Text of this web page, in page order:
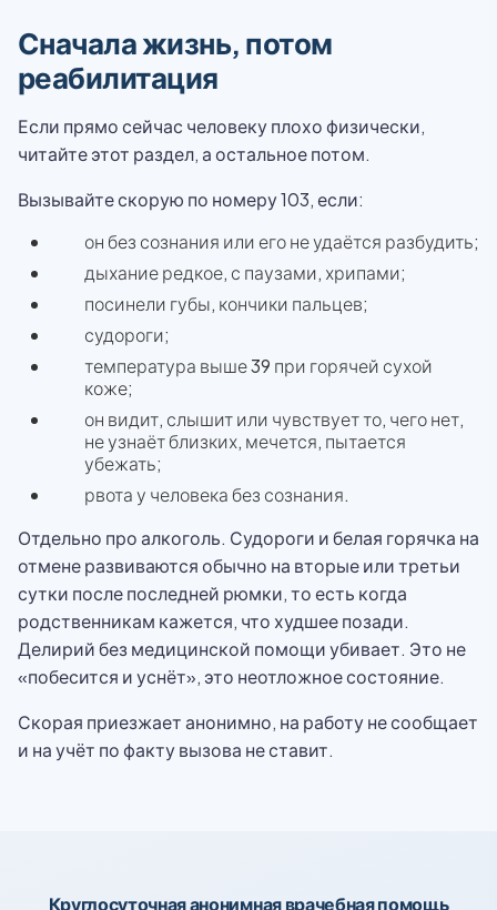
Сначала жизнь, потом
реабилитация
Если прямо сейчас человеку плохо физически,
читайте этот раздел, а остальное потом.
Вызывайте скорую по номеру 103, если:
он без сознания или его не удаётся разбудить;
дыхание редкое, с паузами, хрипами;
посинели губы, кончики пальцев;
судороги;
температура выше 39 при горячей сухой
коже;
он видит, слышит или чувствует то, чего нет,
не узнаёт близких, мечется, пытается
убежать;
рвота у человека без сознания.
Отдельно про алкоголь. Судороги и белая горячка на
отмене развиваются обычно на вторые или третьи
сутки после последней рюмки, то есть когда
родственникам кажется, что худшее позади.
Делирий без медицинской помощи убивает. Это не
«побесится и уснёт», это неотложное состояние.
Скорая приезжает анонимно, на работу не сообщает
и на учёт по факту вызова не ставит.
Круглосуточная анонимная врачебная помощь